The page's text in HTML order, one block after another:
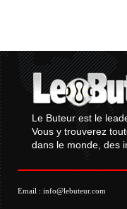
Le Buteur est le
Vous y trouverez
dans le monde, des
Email : info@lebuteur.com